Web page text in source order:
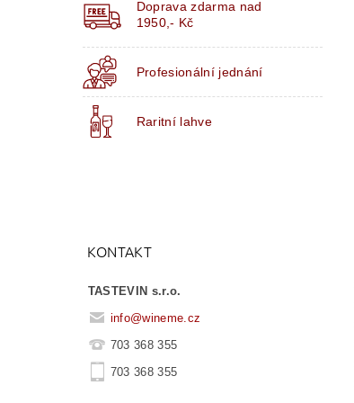
Doprava zdarma nad
1950,- Kč
Profesionální jednání
Raritní lahve
KONTAKT
TASTEVIN s.r.o.
info@wineme.cz
703 368 355
703 368 355